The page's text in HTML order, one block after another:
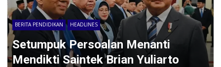
BERITA PENDIDIKAN HEADLINES
Setumpuk Persoalan Menanti
Mendikti Saintek Brian Yuliarto